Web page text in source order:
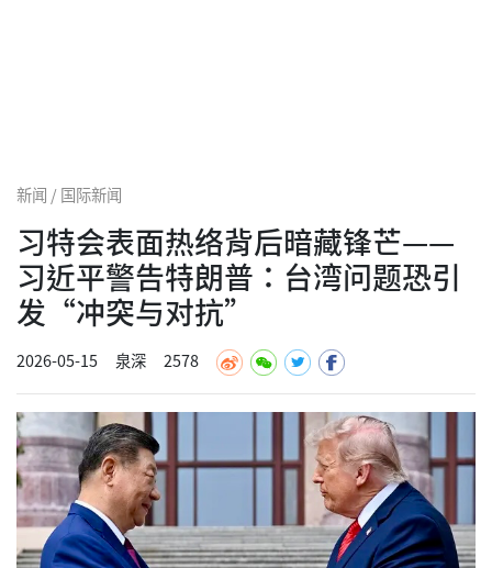
新闻 / 国际新闻
习特会表面热络背后暗藏锋芒——
习近平警告特朗普：台湾问题恐引
发“冲突与对抗”
2026-05-15 泉深 2578